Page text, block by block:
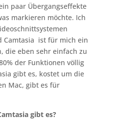
paar Übergangseffekte
markieren möchte. Ich
ist für mich ein
die eben sehr einfach zu
der Funktionen völlig
gibt es, kostet um die
Mac, gibt es für
gibt es?